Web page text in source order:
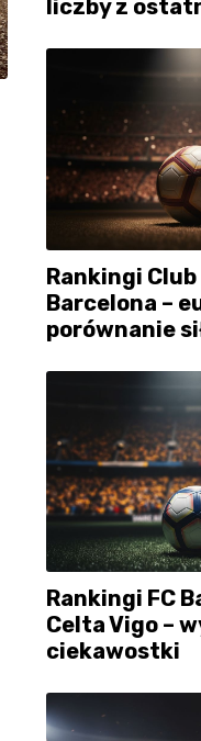
liczby z
Rankingi Club
Barcelona –
porównanie
Rankingi FC
Celta Vigo –
ciekawostki